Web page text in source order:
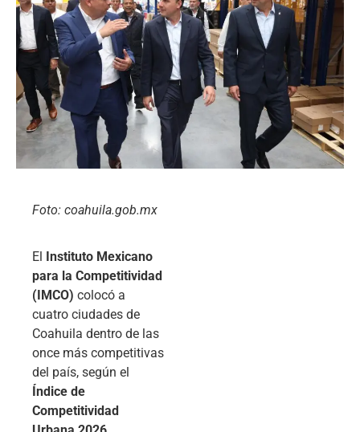
Foto: coahuila.gob.mx
El Instituto Mexicano
para la Competitividad
(IMCO) colocó a
cuatro ciudades de
Coahuila dentro de las
once más competitivas
del país, según el
Índice de
Competitividad